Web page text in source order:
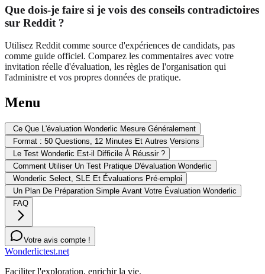
Que dois-je faire si je vois des conseils contradictoires
sur Reddit ?
Utilisez Reddit comme source d'expériences de candidats, pas
comme guide officiel. Comparez les commentaires avec votre
invitation réelle d'évaluation, les règles de l'organisation qui
l'administre et vos propres données de pratique.
Menu
Ce Que L'évaluation Wonderlic Mesure Généralement
Format : 50 Questions, 12 Minutes Et Autres Versions
Le Test Wonderlic Est-il Difficile À Réussir ?
Comment Utiliser Un Test Pratique D'évaluation Wonderlic
Wonderlic Select, SLE Et Évaluations Pré-emploi
Un Plan De Préparation Simple Avant Votre Évaluation Wonderlic
FAQ
Votre avis compte !
Wonderlictest.net
Faciliter l'exploration, enrichir la vie.